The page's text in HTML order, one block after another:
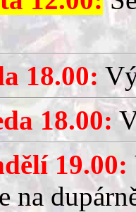
18.00:
18.00:
19.00:
na